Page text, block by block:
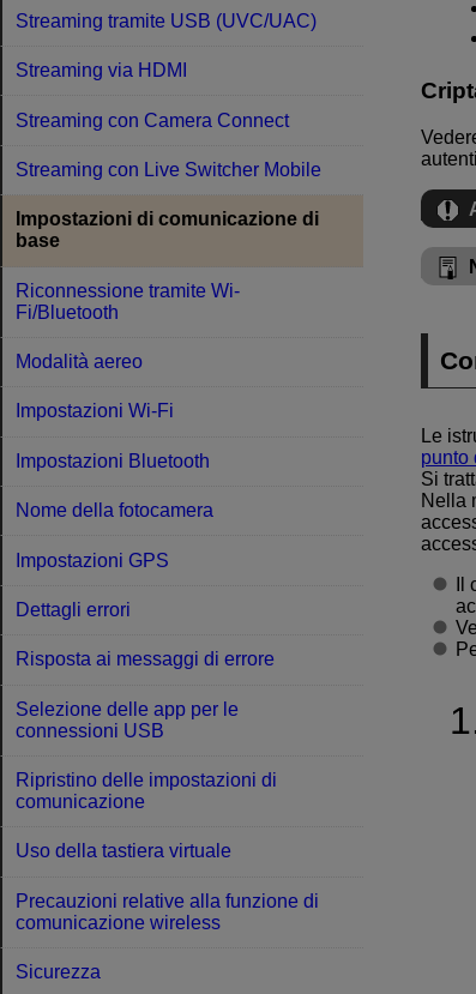
Le
punto
Si
Nella
Streaming tramite USB (UVC/UAC)
Streaming via HDMI
Streaming con Camera Connect
Streaming con Live Switcher Mobile
Impostazioni di comunicazione di
base
Riconnessione tramite Wi-
Fi/Bluetooth
Modalità aereo
Impostazioni Wi-Fi
Impostazioni Bluetooth
Nome della fotocamera
Impostazioni GPS
Dettagli errori
Risposta ai messaggi di errore
Selezione delle app per le
connessioni USB
Ripristino delle impostazioni di
comunicazione
Uso della tastiera virtuale
Precauzioni relative alla funzione di
comunicazione wireless
Sicurezza